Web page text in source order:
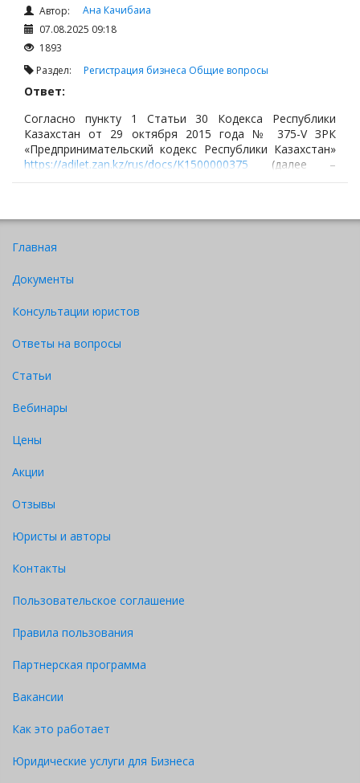
Автор:
Ана Качибаиа
07.08.2025 09:18
1893
Раздел: Регистрация бизнеса Общие вопросы
Ответ:
Согласно пункту 1 Статьи 30 Кодекса Республики
Казахстан от 29 октября 2015 года № 375-V ЗРК
«Предпринимательский кодекс Республики Казахстан»
https://adilet.zan.kz/rus/docs/K1500000375 (далее –
«Предпринимательский кодекс»)
Главная
Документы
Консультации юристов
Ответы на вопросы
Статьи
Вебинары
Цены
Акции
Отзывы
Юристы и авторы
Контакты
Пользовательское соглашение
Правила пользования
Партнерская программа
Вакансии
Как это работает
Юридические услуги для Бизнеса